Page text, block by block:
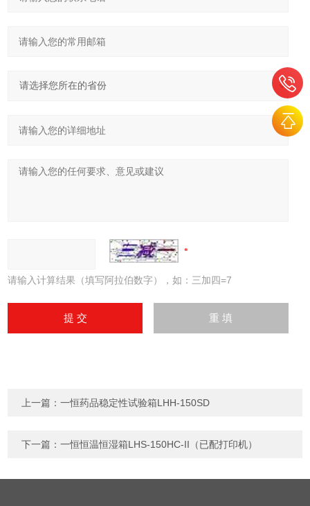
请输入计算结果（填写阿拉伯数字），如：三加四=7
上一篇：一恒药品稳定性试验箱LHH-150SD
下一篇：一恒恒温恒湿箱LHS-150HC-II（已配打印机）